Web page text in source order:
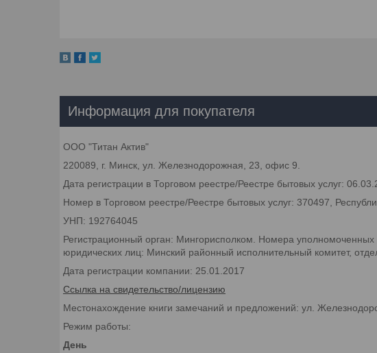
Информация для покупателя
ООО "Титан Актив"
220089, г. Минск, ул. Железнодорожная, 23, офис 9.
Дата регистрации в Торговом реестре/Реестре бытовых услуг:
Номер в Торговом реестре/Реестре бытовых услуг: 370497,
УНП: 192764045
Регистрационный орган: Мингорисполком. Номера
юридических лиц: Минский районный исполнительный комитет,
Дата регистрации компании: 25.01.2017
Ссылка на свидетельство/лицензию
Местонахождение книги замечаний и предложений: ул.
Режим работы:
День